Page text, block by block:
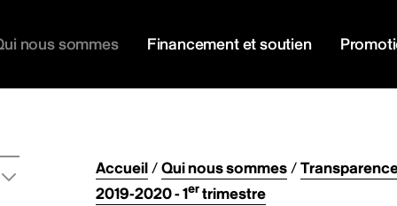
nous sommes Financement et soutien
Accueil/Qui nous sommes/
2019-2020 - 1ertrimestre